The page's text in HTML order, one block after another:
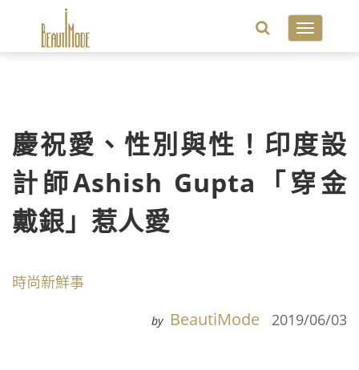
Toggle
慶祝愛、性別與性！印度設
計師Ashish Gupta「穿金
戴銀」惹人愛
時尚新鮮事
by BeautiMode 2019/06/03